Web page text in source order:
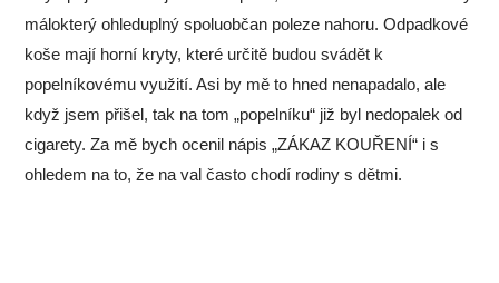
málokterý ohleduplný spoluobčan poleze nahoru. Odpadkové
koše mají horní kryty, které určitě budou svádět k
popelníkovému využití. Asi by mě to hned nenapadalo, ale
když jsem přišel, tak na tom „popelníku“ již byl nedopalek od
cigarety. Za mě bych ocenil nápis „ZÁKAZ KOUŘENÍ“ i s
ohledem na to, že na val často chodí rodiny s dětmi.